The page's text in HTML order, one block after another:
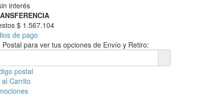
interés
$ 1.567.104
de pago
para ver tus opciones de Envío y Retiro:
postal
Carrito